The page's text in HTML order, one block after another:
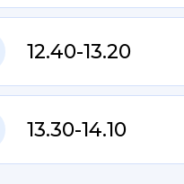
12.40-13.20
13.30-14.10